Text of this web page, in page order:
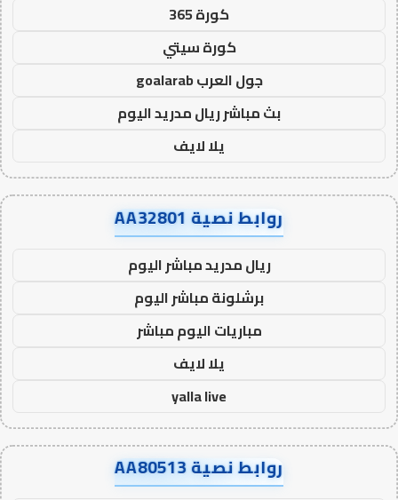
كورة 365
كورة سيتي
جول العرب goalarab
بث مباشر ريال مدريد اليوم
يلا لايف
روابط نصية AA32801
ريال مدريد مباشر اليوم
برشلونة مباشر اليوم
مباريات اليوم مباشر
يلا لايف
yalla live
روابط نصية AA80513